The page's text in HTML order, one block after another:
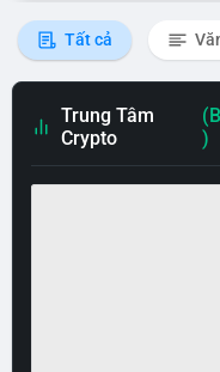
Tất cả
Trung Tâm
Crypto
)